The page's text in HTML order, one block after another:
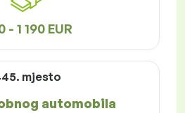
- 1 190 EUR
mjesto
automobila